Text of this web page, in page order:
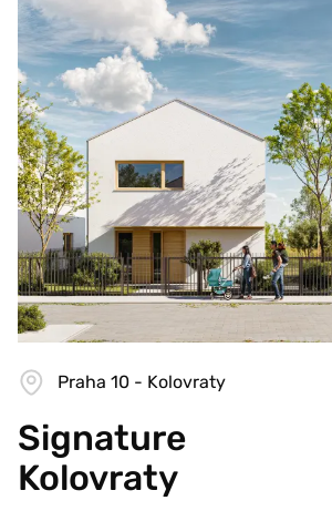
Praha 10 - Kolovraty
Signature
Kolovraty